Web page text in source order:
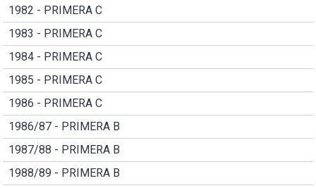
1982 - PRIMERA C
1983 - PRIMERA C
1984 - PRIMERA C
1985 - PRIMERA C
1986 - PRIMERA C
1986/87 - PRIMERA B
1987/88 - PRIMERA B
1988/89 - PRIMERA B